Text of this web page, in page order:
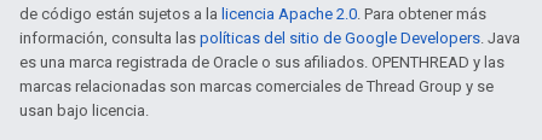
de código están sujetos a la licencia Apache 2.0. Para obtener más
información, consulta las políticas del sitio de Google Developers. Java
es una marca registrada de Oracle o sus afiliados. OPENTHREAD y las
marcas relacionadas son marcas comerciales de Thread Group y se
usan bajo licencia.